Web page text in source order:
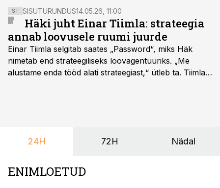
ST SISUTURUNDUS14.05.26, 11:00
Häki juht Einar Tiimla: strateegia
annab loovusele ruumi juurde
Einar Tiimla selgitab saates „Password“, miks Häk
nimetab end strateegiliseks loovagentuuriks. „Me
alustame enda tööd alati strateegiast,“ ütleb ta. Tiimla
24H 72H Nädal
ENIMLOETUD